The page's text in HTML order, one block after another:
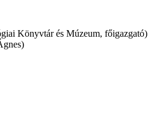
Könyvtár és Múzeum, főigazgató)